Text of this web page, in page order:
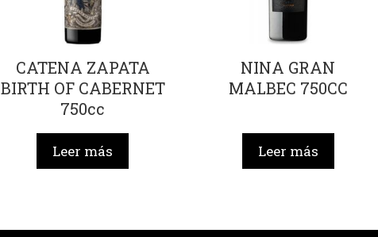
CATENA ZAPATA
BIRTH OF CABERNET
750cc
Leer más
NINA GRAN
MALBEC 750CC
Leer más